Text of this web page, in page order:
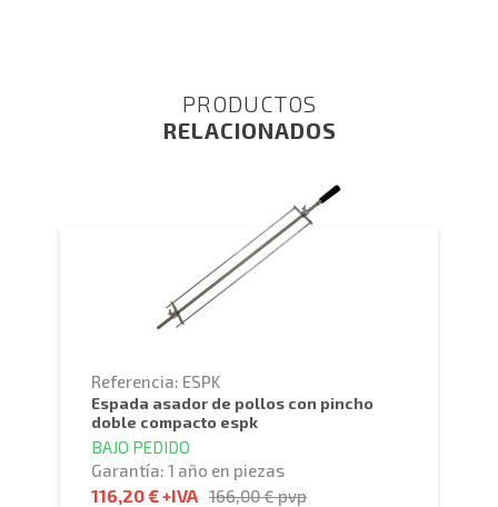
PRODUCTOS
RELACIONADOS
Referencia: ESPK
espada asador de pollos con pincho
doble compacto espk
BAJO PEDIDO
Garantía: 1 año en piezas
116,20 €+IVA 166,00 €pvp